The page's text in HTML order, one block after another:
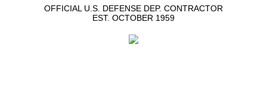
OFFICIAL U.S. DEFENSE DEP. CONTRACTOR
EST. OCTOBER 1959